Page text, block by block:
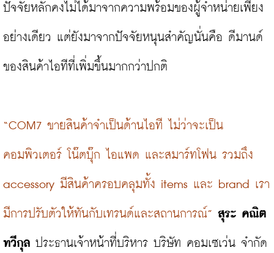
ปัจจัยหลักคงไม่ได้มาจากความพร้อมของผู้จำหน่ายเพียง
อย่างเดียว แต่ยังมาจากปัจจัยหนุนสำคัญนั่นคือ ดีมานด์
ของสินค้าไอทีที่เพิ่มขึ้นมากกว่าปกติ
“COM7 ขายสินค้าจำเป็นด้านไอที ไม่ว่าจะเป็น
คอมพิวเตอร์ โน๊ตบุ๊ก ไอแพด และสมาร์ทโฟน รวมถึง
accessory มีสินค้าครอบคลุมทั้ง items และ brand เรา
มีการปรับตัวให้ทันกับเทรนด์และสถานการณ์” สุระ คณิต
ทวีกุล ประธานเจ้าหน้าที่บริหาร บริษัท คอมเซเว่น จำกัด